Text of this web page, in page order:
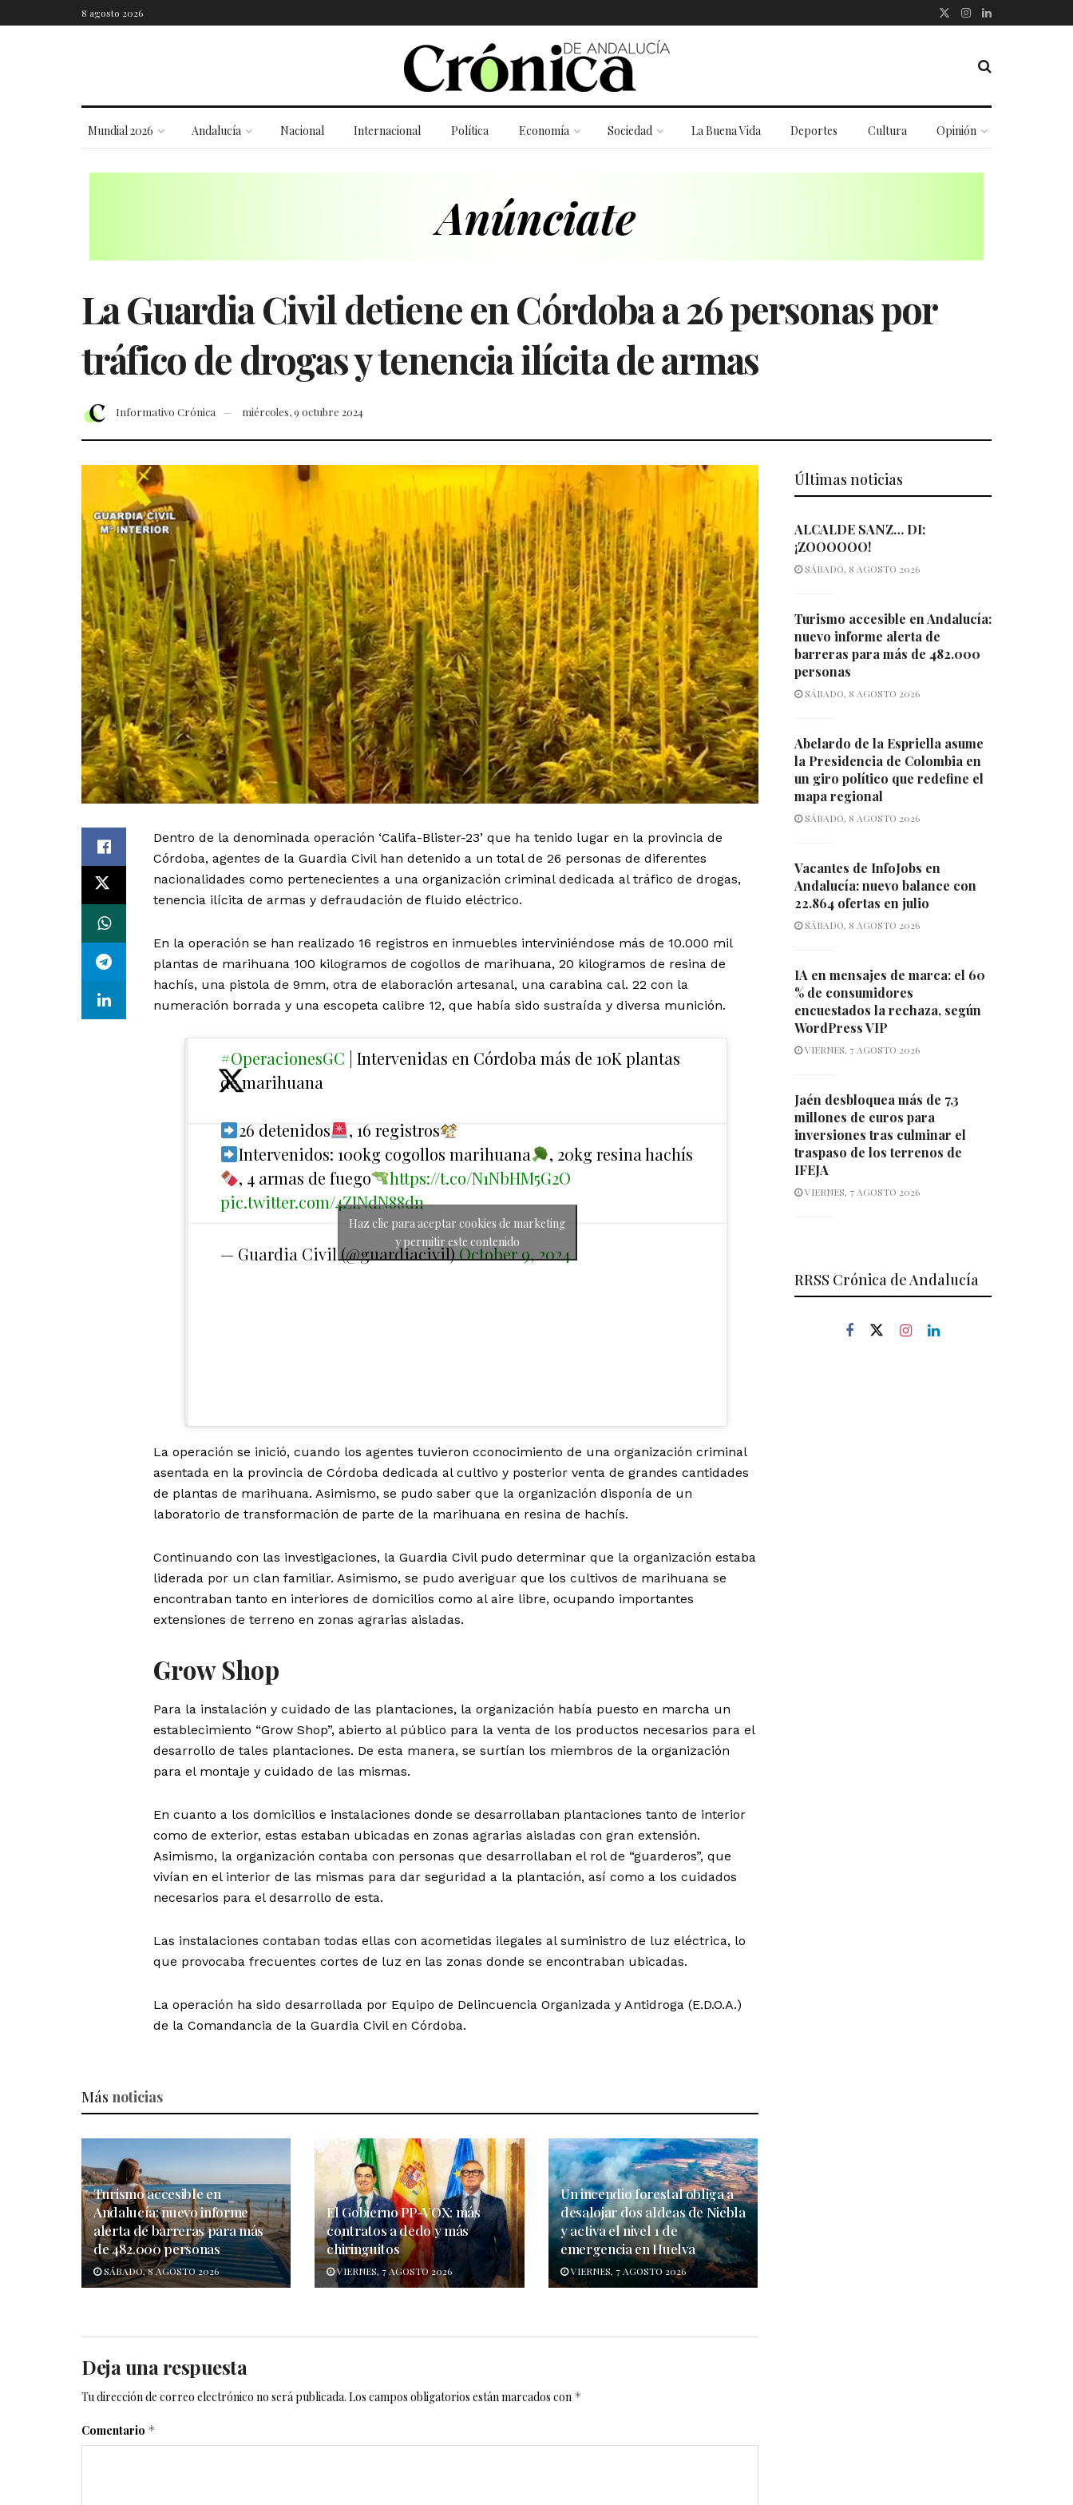
8 agosto 2026
Mundial 2026 Andalucía Nacional Internacional Política Economía Sociedad La Buena Vida Deportes Cultura Opinión
La Guardia Civil detiene en Córdoba a 26 personas por
tráfico de drogas y tenencia ilícita de armas
Informativo Crónica miércoles, 9 octubre 2024
Dentro de la denominada operación ‘Califa-Blister-23’ que ha tenido lugar en la provincia de
Córdoba, agentes de la Guardia Civil han detenido a un total de 26 personas de diferentes
nacionalidades como pertenecientes a una organización criminal dedicada al tráfico de drogas,
tenencia ilícita de armas y defraudación de fluido eléctrico.
En la operación se han realizado 16 registros en inmuebles interviniéndose más de 10.000 mil
plantas de marihuana 100 kilogramos de cogollos de marihuana, 20 kilogramos de resina de
hachís, una pistola de 9mm, otra de elaboración artesanal, una carabina cal. 22 con la
numeración borrada y una escopeta calibre 12, que había sido sustraída y diversa munición.
#OperacionesGC | Intervenidas en Córdoba más de 10K plantas
de marihuana
26 detenidos
, 16 registros
Intervenidos: 100kg cogollos marihuana
, 20kg resina hachís
, 4 armas de fuego
https://t.co/N1NbHM5G2O
pic.twitter.com/4ZINdN88dn
— Guardia Civil (@guardiacivil)October 9, 2024
Haz clic para aceptar cookies de marketing
y permitir este contenido
La operación se inició, cuando los agentes tuvieron cconocimiento de una organización criminal
asentada en la provincia de Córdoba dedicada al cultivo y posterior venta de grandes cantidades
de plantas de marihuana. Asimismo, se pudo saber que la organización disponía de un
laboratorio de transformación de parte de la marihuana en resina de hachís.
Continuando con las investigaciones, la Guardia Civil pudo determinar que la organización estaba
liderada por un clan familiar. Asimismo, se pudo averiguar que los cultivos de marihuana se
encontraban tanto en interiores de domicilios como al aire libre, ocupando importantes
extensiones de terreno en zonas agrarias aisladas.
Grow Shop
Para la instalación y cuidado de las plantaciones, la organización había puesto en marcha un
establecimiento “Grow Shop”, abierto al público para la venta de los productos necesarios para el
desarrollo de tales plantaciones. De esta manera, se surtían los miembros de la organización
para el montaje y cuidado de las mismas.
En cuanto a los domicilios e instalaciones donde se desarrollaban plantaciones tanto de interior
como de exterior, estas estaban ubicadas en zonas agrarias aisladas con gran extensión.
Asimismo, la organización contaba con personas que desarrollaban el rol de “guarderos”, que
vivían en el interior de las mismas para dar seguridad a la plantación, así como a los cuidados
necesarios para el desarrollo de esta.
Las instalaciones contaban todas ellas con acometidas ilegales al suministro de luz eléctrica, lo
que provocaba frecuentes cortes de luz en las zonas donde se encontraban ubicadas.
La operación ha sido desarrollada por Equipo de Delincuencia Organizada y Antidroga (E.D.O.A.)
de la Comandancia de la Guardia Civil en Córdoba.
Más noticias
Turismo accesible en
Andalucía: nuevo informe
alerta de barreras para más
de 482.000 personas
SÁBADO, 8 AGOSTO 2026
El Gobierno PP-VOX: más
contratos a dedo y más
chiringuitos
VIERNES, 7 AGOSTO 2026
Un incendio forestal obliga a
desalojar dos aldeas de Niebla
y activa el nivel 1 de
emergencia en Huelva
VIERNES, 7 AGOSTO 2026
Deja una respuesta
Tu dirección de correo electrónico no será publicada. Los campos obligatorios están marcados con *
Comentario *
Últimas noticias
ALCALDE SANZ… DI:
¡ZOOOOOO!
SÁBADO, 8 AGOSTO 2026
Turismo accesible en Andalucía:
nuevo informe alerta de
barreras para más de 482.000
personas
SÁBADO, 8 AGOSTO 2026
Abelardo de la Espriella asume
la Presidencia de Colombia en
un giro político que redefine el
mapa regional
SÁBADO, 8 AGOSTO 2026
Vacantes de InfoJobs en
Andalucía: nuevo balance con
22.864 ofertas en julio
SÁBADO, 8 AGOSTO 2026
IA en mensajes de marca: el 60
% de consumidores
encuestados la rechaza, según
WordPress VIP
VIERNES, 7 AGOSTO 2026
Jaén desbloquea más de 7,3
millones de euros para
inversiones tras culminar el
traspaso de los terrenos de
IFEJA
VIERNES, 7 AGOSTO 2026
RRSS Crónica de Andalucía